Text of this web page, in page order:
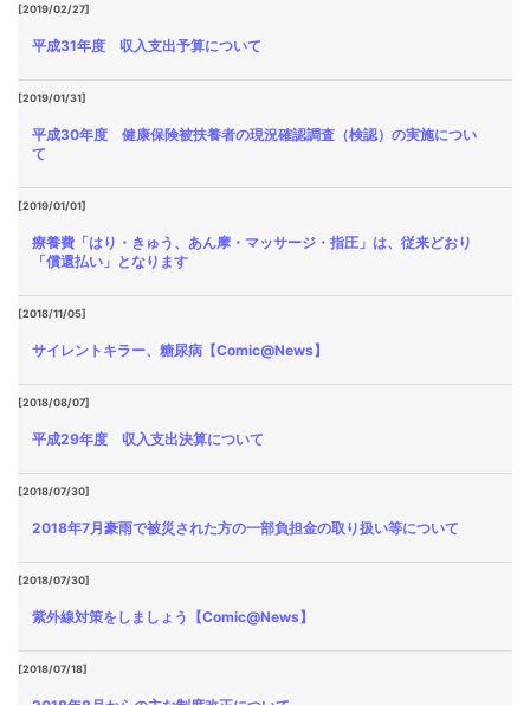
[2019/02/27]
平成31年度 収入支出予算について
[2019/01/31]
平成30年度 健康保険被扶養者の現況確認調査（検認）の実施につい
て
[2019/01/01]
療養費「はり・きゅう、あん摩・マッサージ・指圧」は、従来どおり
「償還払い」となります
[2018/11/05]
サイレントキラー、糖尿病【Comic@News】
[2018/08/07]
平成29年度 収入支出決算について
[2018/07/30]
2018年7月豪雨で被災された方の一部負担金の取り扱い等について
[2018/07/30]
紫外線対策をしましょう【Comic@News】
[2018/07/18]